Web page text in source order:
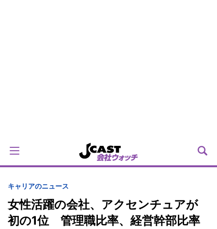
キャリアのニュース
女性活躍の会社、アクセンチュアが
初の1位 管理職比率、経営幹部比率